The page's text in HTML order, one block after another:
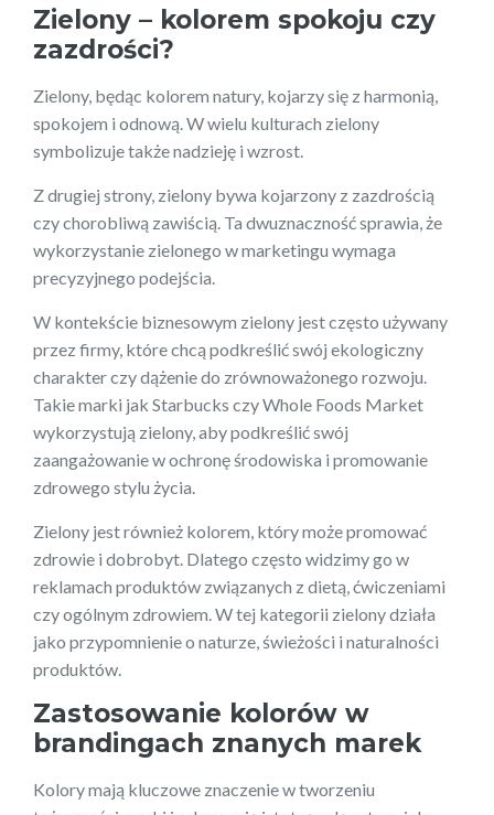
Zielony – kolorem spokoju czy
zazdrości?
Zielony, będąc kolorem natury, kojarzy się z harmonią,
spokojem i odnową. W wielu kulturach zielony
symbolizuje także nadzieję i wzrost.
Z drugiej strony, zielony bywa kojarzony z zazdrością
czy chorobliwą zawiścią. Ta dwuznaczność sprawia, że
wykorzystanie zielonego w marketingu wymaga
precyzyjnego podejścia.
W kontekście biznesowym zielony jest często używany
przez firmy, które chcą podkreślić swój ekologiczny
charakter czy dążenie do zrównoważonego rozwoju.
Takie marki jak Starbucks czy Whole Foods Market
wykorzystują zielony, aby podkreślić swój
zaangażowanie w ochronę środowiska i promowanie
zdrowego stylu życia.
Zielony jest również kolorem, który może promować
zdrowie i dobrobyt. Dlatego często widzimy go w
reklamach produktów związanych z dietą, ćwiczeniami
czy ogólnym zdrowiem. W tej kategorii zielony działa
jako przypomnienie o naturze, świeżości i naturalności
produktów.
Zastosowanie kolorów w
brandingach znanych marek
Kolory mają kluczowe znaczenie w tworzeniu